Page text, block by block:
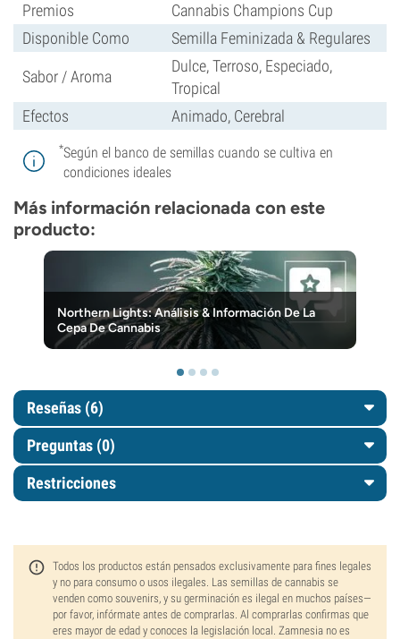
Premios
Cannabis Champions Cup
Disponible Como
Semilla Feminizada & Regulares
Sabor / Aroma
Dulce, Terroso, Especiado,
Tropical
Efectos
Animado, Cerebral
*Según el banco de semillas cuando se cultiva en
condiciones ideales
Más información relacionada con este
producto:
Northern Lights: Análisis & Información De La
Cepa De Cannabis
Reseñas (6)
Preguntas (0)
Restricciones
Todos los productos están pensados exclusivamente para fines legales
y no para consumo o usos ilegales. Las semillas de cannabis se
venden como souvenirs, y su germinación es ilegal en muchos países—
por favor, infórmate antes de comprarlas. Al comprarlas confirmas que
eres mayor de edad y conoces la legislación local. Zamnesia no es